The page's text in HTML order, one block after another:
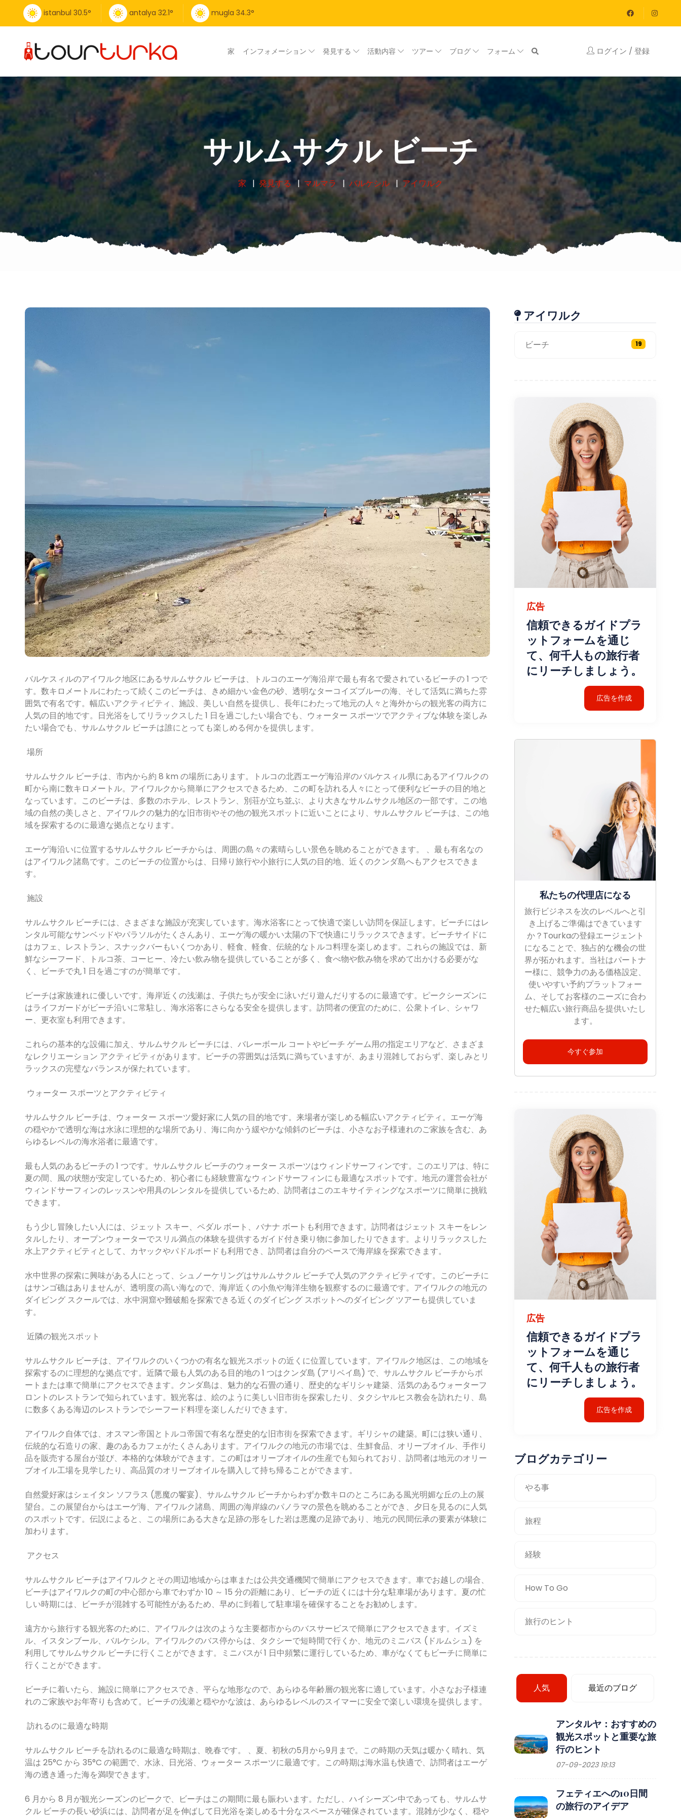
istanbul 30.5° antalya 32.1° mugla 34.3°
家 インフォメーション 発見する 活動内容 ツアー ブログ フォーム ログイン / 登録
サルムサクル ビーチ
家 発見する マルマラ バルケシル アイワルク
バルケスィルのアイワルク地区にあるサルムサクル ビーチは、トルコのエーゲ海沿岸で最も有名で愛されているビーチの 1 つで
す。数キロメートルにわたって続くこのビーチは、きめ細かい金色の砂、透明なターコイズブルーの海、そして活気に満ちた雰
囲気で有名です。幅広いアクティビティ、施設、美しい自然を提供し、長年にわたって地元の人々と海外からの観光客の両方に
人気の目的地です。日光浴をしてリラックスした 1 日を過ごしたい場合でも、ウォーター スポーツでアクティブな体験を楽しみ
たい場合でも、サルムサクル ビーチは誰にとっても楽しめる何かを提供します。
場所
サルムサクル ビーチは、市内から約 8 km の場所にあります。トルコの北西エーゲ海沿岸のバルケスィル県にあるアイワルクの
町から南に数キロメートル。アイワルクから簡単にアクセスできるため、この町を訪れる人々にとって便利なビーチの目的地と
なっています。このビーチは、多数のホテル、レストラン、別荘が立ち並ぶ、より大きなサルムサクル地区の一部です。この地
域の自然の美しさと、アイワルクの魅力的な旧市街やその他の観光スポットに近いことにより、サルムサクル ビーチは、この地
域を探索するのに最適な拠点となります。
エーゲ海沿いに位置するサルムサクル ビーチからは、周囲の島々の素晴らしい景色を眺めることができます。 、最も有名なの
はアイワルク諸島です。このビーチの位置からは、日帰り旅行や小旅行に人気の目的地、近くのクンダ島へもアクセスできま
す。
施設
サルムサクル ビーチには、さまざまな施設が充実しています。海水浴客にとって快適で楽しい訪問を保証します。ビーチにはレ
ンタル可能なサンベッドやパラソルがたくさんあり、エーゲ海の暖かい太陽の下で快適にリラックスできます。ビーチサイドに
はカフェ、レストラン、スナックバーもいくつかあり、軽食、軽食、伝統的なトルコ料理を楽しめます。これらの施設では、新
鮮なシーフード、トルコ茶、コーヒー、冷たい飲み物を提供していることが多く、食べ物や飲み物を求めて出かける必要がな
く、ビーチで丸 1 日を過ごすのが簡単です。
ビーチは家族連れに優しいです。海岸近くの浅瀬は、子供たちが安全に泳いだり遊んだりするのに最適です。ピークシーズンに
はライフガードがビーチ沿いに常駐し、海水浴客にさらなる安全を提供します。訪問者の便宜のために、公衆トイレ、シャワ
ー、更衣室も利用できます。
これらの基本的な設備に加え、サルムサクル ビーチには、バレーボール コートやビーチ ゲーム用の指定エリアなど、さまざま
なレクリエーション アクティビティがあります。ビーチの雰囲気は活気に満ちていますが、あまり混雑しておらず、楽しみとリ
ラックスの完璧なバランスが保たれています。
ウォーター スポーツとアクティビティ
サルムサクル ビーチは、ウォーター スポーツ愛好家に人気の目的地です。来場者が楽しめる幅広いアクティビティ。エーゲ海
の穏やかで透明な海は水泳に理想的な場所であり、海に向かう緩やかな傾斜のビーチは、小さなお子様連れのご家族を含む、あ
らゆるレベルの海水浴者に最適です。
最も人気のあるビーチの 1 つです。サルムサクル ビーチのウォーター スポーツはウィンドサーフィンです。このエリアは、特に
夏の間、風の状態が安定しているため、初心者にも経験豊富なウィンドサーフィンにも最適なスポットです。地元の運営会社が
ウィンドサーフィンのレッスンや用具のレンタルを提供しているため、訪問者はこのエキサイティングなスポーツに簡単に挑戦
できます。
もう少し冒険したい人には、ジェット スキー、ペダル ボート、バナナ ボートも利用できます。訪問者はジェット スキーをレン
タルしたり、オープンウォーターでスリル満点の体験を提供するガイド付き乗り物に参加したりできます。よりリラックスした
水上アクティビティとして、カヤックやパドルボードも利用でき、訪問者は自分のペースで海岸線を探索できます。
水中世界の探索に興味がある人にとって、シュノーケリングはサルムサクル ビーチで人気のアクティビティです。このビーチに
はサンゴ礁はありませんが、透明度の高い海なので、海岸近くの小魚や海洋生物を観察するのに最適です。アイワルクの地元の
ダイビング スクールでは、水中洞窟や難破船を探索できる近くのダイビング スポットへのダイビング ツアーも提供していま
す。
近隣の観光スポット
サルムサクル ビーチは、アイワルクのいくつかの有名な観光スポットの近くに位置しています。アイワルク地区は、この地域を
探索するのに理想的な拠点です。近隣で最も人気のある目的地の 1 つはクンダ島 (アリベイ島) で、サルムサクル ビーチからボ
ートまたは車で簡単にアクセスできます。クンダ島は、魅力的な石畳の通り、歴史的なギリシャ建築、活気のあるウォーターフ
ロントのレストランで知られています。観光客は、絵のように美しい旧市街を探索したり、タクシヤルヒス教会を訪れたり、島
に数多くある海辺のレストランでシーフード料理を楽しんだりできます。
アイワルク自体では、オスマン帝国とトルコ帝国で有名な歴史的な旧市街を探索できます。ギリシャの建築。町には狭い通り、
伝統的な石造りの家、趣のあるカフェがたくさんあります。アイワルクの地元の市場では、生鮮食品、オリーブオイル、手作り
品を販売する屋台が並び、本格的な体験ができます。この町はオリーブオイルの生産でも知られており、訪問者は地元のオリー
ブオイル工場を見学したり、高品質のオリーブオイルを購入して持ち帰ることができます。
自然愛好家はシェイタン ソフラス (悪魔の饗宴)、サルムサクル ビーチからわずか数キロのところにある風光明媚な丘の上の展
望台。この展望台からはエーゲ海、アイワルク諸島、周囲の海岸線のパノラマの景色を眺めることができ、夕日を見るのに人気
のスポットです。伝説によると、この場所にある大きな足跡の形をした岩は悪魔の足跡であり、地元の民間伝承の要素が体験に
加わります。
アクセス
サルムサクル ビーチはアイワルクとその周辺地域からは車または公共交通機関で簡単にアクセスできます。車でお越しの場合、
ビーチはアイワルクの町の中心部から車でわずか 10 ～ 15 分の距離にあり、ビーチの近くには十分な駐車場があります。夏の忙
しい時期には、ビーチが混雑する可能性があるため、早めに到着して駐車場を確保することをお勧めします。
遠方から旅行する観光客のために、アイワルクは次のような主要都市からのバスサービスで簡単にアクセスできます。イズミ
ル、イスタンブール、バルケシル。アイワルクのバス停からは、タクシーで短時間で行くか、地元のミニバス (ドルムシュ) を
利用してサルムサクル ビーチに行くことができます。ミニバスが 1 日中頻繁に運行しているため、車がなくてもビーチに簡単に
行くことができます。
ビーチに着いたら、施設に簡単にアクセスでき、平らな地形なので、あらゆる年齢層の観光客に適しています。小さなお子様連
れのご家族やお年寄りも含めて。ビーチの浅瀬と穏やかな波は、あらゆるレベルのスイマーに安全で楽しい環境を提供します。
訪れるのに最適な時期
サルムサクル ビーチを訪れるのに最適な時期は、晩春です。 、夏、初秋の5月から9月まで。この時期の天気は暖かく晴れ、気
温は 25°C から 35°C の範囲で、水泳、日光浴、ウォーター スポーツに最適です。この時期は海水温も快適で、訪問者はエーゲ
海の透き通った海を満喫できます。
6 月から 8 月が観光シーズンのピークで、ビーチはこの期間に最も賑わいます。ただし、ハイシーズン中であっても、サルムサ
クル ビーチの長い砂浜には、訪問者が足を伸ばして日光浴を楽しめる十分なスペースが確保されています。混雑が少なく、穏や
アイワルク
ビーチ 19
広告
信頼できるガイドプラ
ットフォームを通じ
て、何千人もの旅行者
にリーチしましょう。
広告を作成
私たちの代理店になる
旅行ビジネスを次のレベルへと引
き上げるご準備はできています
か？Tourkaの登録エージェント
になることで、独占的な機会の世
界が拓かれます。当社はパートナ
ー様に、競争力のある価格設定、
使いやすい予約プラットフォー
ム、そしてお客様のニーズに合わ
せた幅広い旅行商品を提供いたし
ます。
今すぐ参加
広告
信頼できるガイドプラ
ットフォームを通じ
て、何千人もの旅行者
にリーチしましょう。
広告を作成
ブログカテゴリー
やる事
旅程
経験
How To Go
旅行のヒント
人気 最近のブログ
アンタルヤ：おすすめの
観光スポットと重要な旅
行のヒント
07-09-2023 19:13
フェティエへの10日間
の旅行のアイデア